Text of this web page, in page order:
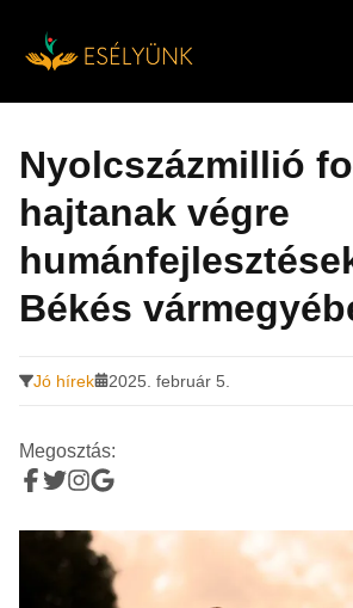
tartalomra
Nyolcszázmillió
hajtanak végre
Békés
Jó hírek 2025. február 5.
Megosztás: